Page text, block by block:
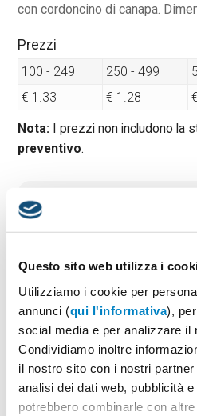
Questo sito web utilizza i
Utilizziamo i cookie per
annunci (qui l'informativa),
social media e per analizzare il
Condividiamo inoltre
il nostro sito con i nostri
analisi dei dati web, pubblicità
potrebbero combinarle con
con cordoncino di canapa.
Prezzi
100 - 249 250 - 499
€ 1.33
€ 1.28
Nota: I prezzi non includono la
preventivo.
Quantità minima:
Tempi di consegna standard:
Dimensioni:cm 7x9,2x0,2
PREVENTIVO &
Potrai indicare
taglie e